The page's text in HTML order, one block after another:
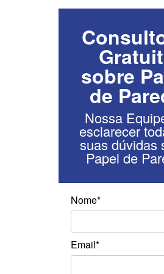
sobre
de
Nossa
esclarecer
suas dúvidas
Papel de
Nome*
Email*